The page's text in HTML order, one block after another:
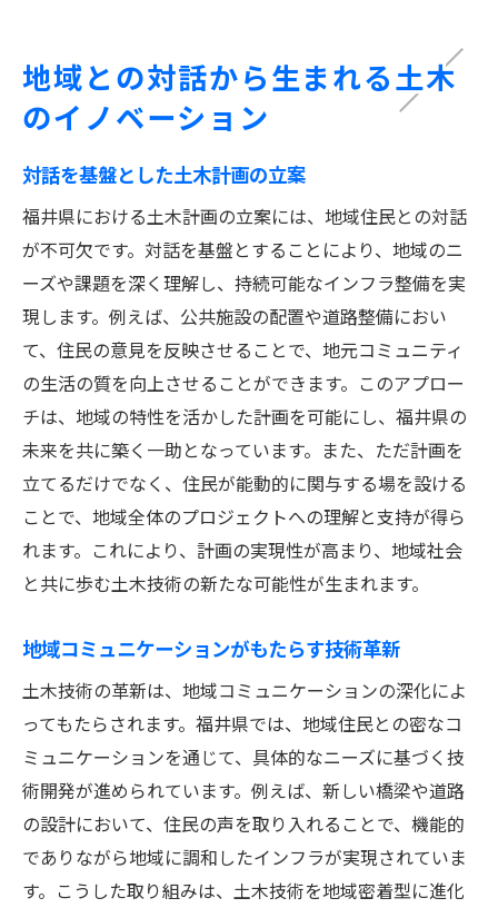
地域との対話から生まれる土木
のイノベーション
対話を基盤とした土木計画の立案
福井県における土木計画の立案には、地域住民との対話
が不可欠です。対話を基盤とすることにより、地域のニ
ーズや課題を深く理解し、持続可能なインフラ整備を実
現します。例えば、公共施設の配置や道路整備におい
て、住民の意見を反映させることで、地元コミュニティ
の生活の質を向上させることができます。このアプロー
チは、地域の特性を活かした計画を可能にし、福井県の
未来を共に築く一助となっています。また、ただ計画を
立てるだけでなく、住民が能動的に関与する場を設ける
ことで、地域全体のプロジェクトへの理解と支持が得ら
れます。これにより、計画の実現性が高まり、地域社会
と共に歩む土木技術の新たな可能性が生まれます。
地域コミュニケーションがもたらす技術革新
土木技術の革新は、地域コミュニケーションの深化によ
ってもたらされます。福井県では、地域住民との密なコ
ミュニケーションを通じて、具体的なニーズに基づく技
術開発が進められています。例えば、新しい橋梁や道路
の設計において、住民の声を取り入れることで、機能的
でありながら地域に調和したインフラが実現されていま
す。こうした取り組みは、土木技術を地域密着型に進化